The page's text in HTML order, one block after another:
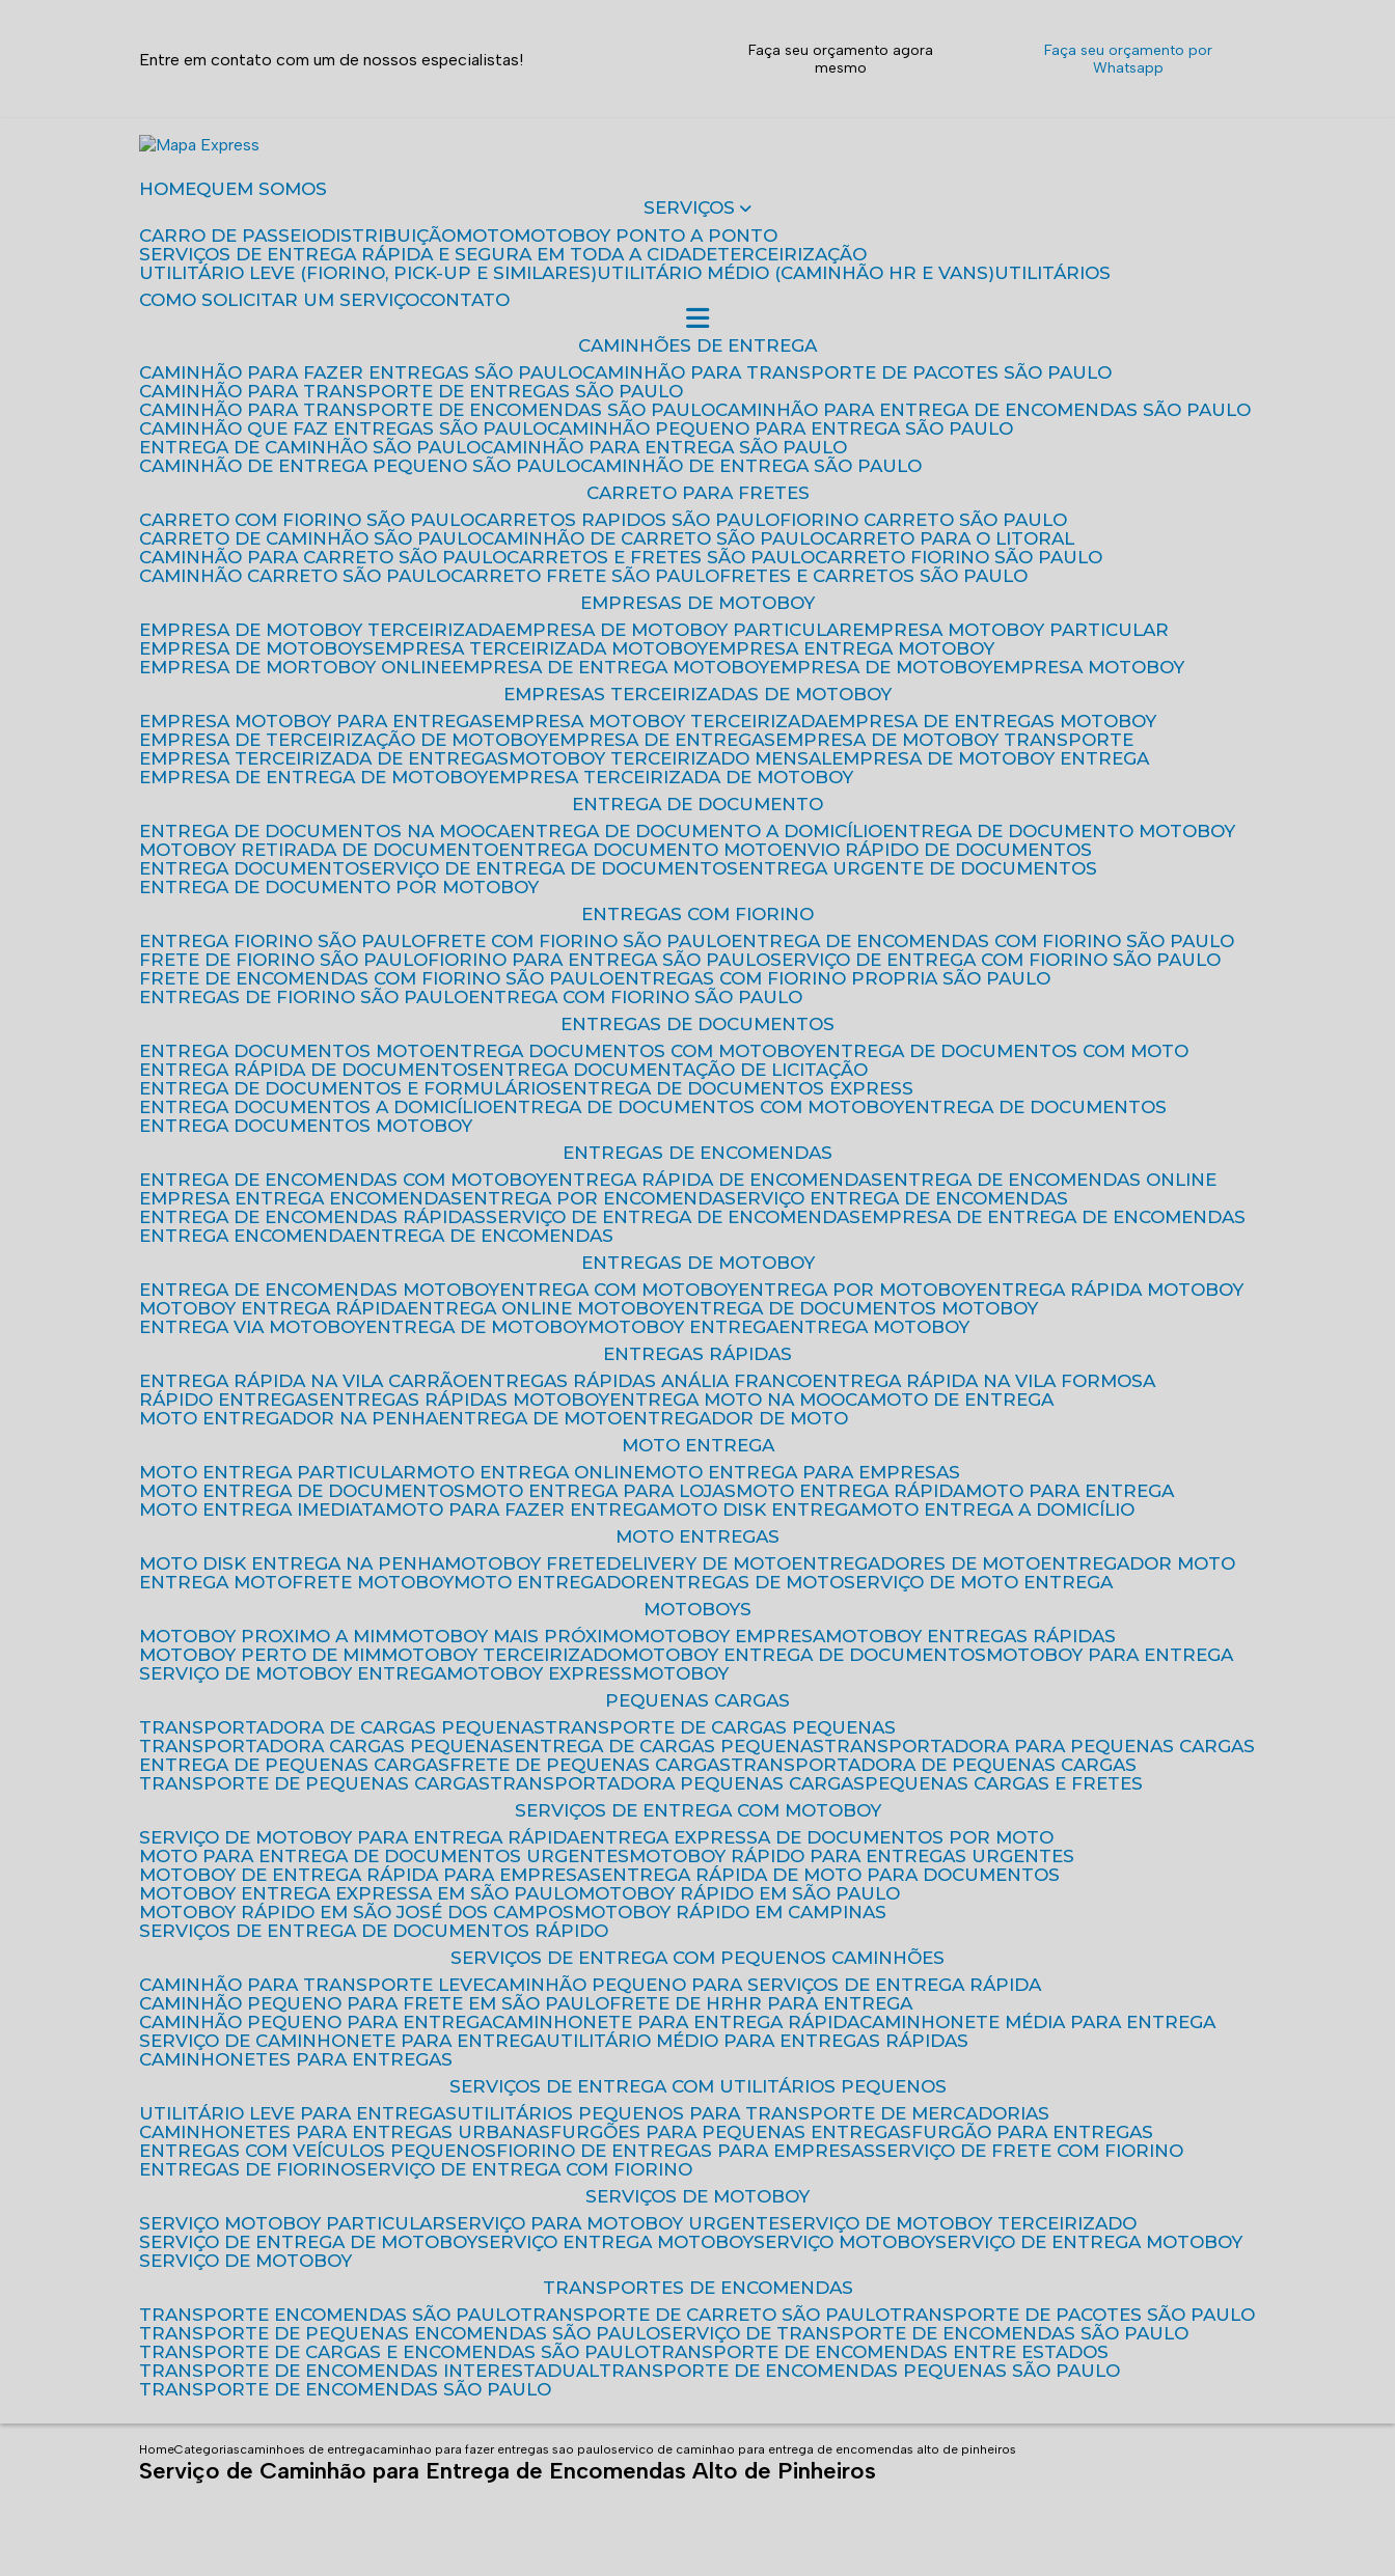
Entre em contato com um de nossos especialistas!
Faça seu orçamento agora
mesmo
Faça seu orçamento por
Whatsapp
HOME
QUEM SOMOS
SERVIÇOS
CARRO DE PASSEIO
DISTRIBUIÇÃO MOTO
MOTOBOY PONTO A PONTO
SERVIÇOS DE ENTREGA RÁPIDA E SEGURA EM TODA A CIDADE
TERCEIRIZAÇÃO
UTILITÁRIO LEVE (FIORINO, PICK-UP E SIMILARES)
UTILITÁRIO MÉDIO (CAMINHÃO HR E VANS)
UTILITÁRIOS
COMO SOLICITAR UM SERVIÇO CONTATO
CAMINHÕES DE ENTREGA
CAMINHÃO PARA FAZER ENTREGAS SÃO PAULO
CAMINHÃO PARA TRANSPORTE DE PACOTES SÃO PAULO
CAMINHÃO PARA TRANSPORTE DE ENTREGAS SÃO PAULO
CAMINHÃO PARA TRANSPORTE DE ENCOMENDAS SÃO PAULO
CAMINHÃO PARA ENTREGA DE ENCOMENDAS SÃO PAULO
CAMINHÃO QUE FAZ ENTREGAS SÃO PAULO
CAMINHÃO PEQUENO PARA ENTREGA SÃO PAULO
ENTREGA DE CAMINHÃO SÃO PAULO
CAMINHÃO PARA ENTREGA SÃO PAULO
CAMINHÃO DE ENTREGA PEQUENO SÃO PAULO
CAMINHÃO DE ENTREGA SÃO PAULO
CARRETO PARA FRETES
CARRETO COM FIORINO SÃO PAULO
CARRETOS RAPIDOS SÃO PAULO
FIORINO CARRETO SÃO PAULO
CARRETO DE CAMINHÃO SÃO PAULO
CAMINHÃO DE CARRETO SÃO PAULO
CARRETO PARA O LITORAL
CAMINHÃO PARA CARRETO SÃO PAULO
CARRETOS E FRETES SÃO PAULO
CARRETO FIORINO SÃO PAULO
CAMINHÃO CARRETO SÃO PAULO
CARRETO FRETE SÃO PAULO
FRETES E CARRETOS SÃO PAULO
EMPRESAS DE MOTOBOY
EMPRESA DE MOTOBOY TERCEIRIZADA
EMPRESA DE MOTOBOY PARTICULAR
EMPRESA MOTOBOY PARTICULAR
EMPRESA DE MOTOBOYS
EMPRESA TERCEIRIZADA MOTOBOY
EMPRESA ENTREGA MOTOBOY
EMPRESA DE MORTOBOY ONLINE
EMPRESA DE ENTREGA MOTOBOY EMPRESA DE MOTOBOY
EMPRESA MOTOBOY
EMPRESAS TERCEIRIZADAS DE MOTOBOY
EMPRESA MOTOBOY PARA ENTREGAS
EMPRESA MOTOBOY TERCEIRIZADA
EMPRESA DE ENTREGAS MOTOBOY
EMPRESA DE TERCEIRIZAÇÃO DE MOTOBOY
EMPRESA DE ENTREGAS
EMPRESA DE MOTOBOY TRANSPORTE
EMPRESA TERCEIRIZADA DE ENTREGAS
MOTOBOY TERCEIRIZADO MENSAL
EMPRESA DE MOTOBOY ENTREGA
EMPRESA DE ENTREGA DE MOTOBOY
EMPRESA TERCEIRIZADA DE MOTOBOY
ENTREGA DE DOCUMENTO
ENTREGA DE DOCUMENTOS NA MOOCA
ENTREGA DE DOCUMENTO A DOMICÍLIO
ENTREGA DE DOCUMENTO MOTOBOY
MOTOBOY RETIRADA DE DOCUMENTO
ENTREGA DOCUMENTO MOTO
ENVIO RÁPIDO DE DOCUMENTOS
ENTREGA DOCUMENTO
SERVIÇO DE ENTREGA DE DOCUMENTOS
ENTREGA URGENTE DE DOCUMENTOS
ENTREGA DE DOCUMENTO POR MOTOBOY
ENTREGAS COM FIORINO
ENTREGA FIORINO SÃO PAULO
FRETE COM FIORINO SÃO PAULO
ENTREGA DE ENCOMENDAS COM FIORINO SÃO PAULO
FRETE DE FIORINO SÃO PAULO
FIORINO PARA ENTREGA SÃO PAULO
SERVIÇO DE ENTREGA COM FIORINO SÃO PAULO
FRETE DE ENCOMENDAS COM FIORINO SÃO PAULO
ENTREGAS COM FIORINO PROPRIA SÃO PAULO
ENTREGAS DE FIORINO SÃO PAULO
ENTREGA COM FIORINO SÃO PAULO
ENTREGAS DE DOCUMENTOS
ENTREGA DOCUMENTOS MOTO
ENTREGA DOCUMENTOS COM MOTOBOY
ENTREGA DE DOCUMENTOS COM MOTO
ENTREGA RÁPIDA DE DOCUMENTOS
ENTREGA DOCUMENTAÇÃO DE LICITAÇÃO
ENTREGA DE DOCUMENTOS E FORMULÁRIOS
ENTREGA DE DOCUMENTOS EXPRESS
ENTREGA DOCUMENTOS A DOMICÍLIO
ENTREGA DE DOCUMENTOS COM MOTOBOY
ENTREGA DE DOCUMENTOS
ENTREGA DOCUMENTOS MOTOBOY
ENTREGAS DE ENCOMENDAS
ENTREGA DE ENCOMENDAS COM MOTOBOY
ENTREGA RÁPIDA DE ENCOMENDAS
ENTREGA DE ENCOMENDAS ONLINE
EMPRESA ENTREGA ENCOMENDAS
ENTREGA POR ENCOMENDA
SERVIÇO ENTREGA DE ENCOMENDAS
ENTREGA DE ENCOMENDAS RÁPIDAS
SERVIÇO DE ENTREGA DE ENCOMENDAS
EMPRESA DE ENTREGA DE ENCOMENDAS
ENTREGA ENCOMENDA
ENTREGA DE ENCOMENDAS
ENTREGAS DE MOTOBOY
ENTREGA DE ENCOMENDAS MOTOBOY
ENTREGA COM MOTOBOY ENTREGA POR MOTOBOY
ENTREGA RÁPIDA MOTOBOY
MOTOBOY ENTREGA RÁPIDA
ENTREGA ONLINE MOTOBOY
ENTREGA DE DOCUMENTOS MOTOBOY
ENTREGA VIA MOTOBOY
ENTREGA DE MOTOBOY MOTOBOY ENTREGA
ENTREGA MOTOBOY
ENTREGAS RÁPIDAS
ENTREGA RÁPIDA NA VILA CARRÃO
ENTREGAS RÁPIDAS ANÁLIA FRANCO
ENTREGA RÁPIDA NA VILA FORMOSA
RÁPIDO ENTREGAS
ENTREGAS RÁPIDAS MOTOBOY ENTREGA MOTO NA MOOCA
MOTO DE ENTREGA
MOTO ENTREGADOR NA PENHA
ENTREGA DE MOTO
ENTREGADOR DE MOTO
MOTO ENTREGA
MOTO ENTREGA PARTICULAR
MOTO ENTREGA ONLINE
MOTO ENTREGA PARA EMPRESAS
MOTO ENTREGA DE DOCUMENTOS
MOTO ENTREGA PARA LOJAS MOTO ENTREGA RÁPIDA
MOTO PARA ENTREGA
MOTO ENTREGA IMEDIATA
MOTO PARA FAZER ENTREGA MOTO DISK ENTREGA
MOTO ENTREGA A DOMICÍLIO
MOTO ENTREGAS
MOTO DISK ENTREGA NA PENHA
MOTOBOY FRETE DELIVERY DE MOTO ENTREGADORES DE MOTO
ENTREGADOR MOTO
ENTREGA MOTO
FRETE MOTOBOY MOTO ENTREGADOR ENTREGAS DE MOTO
SERVIÇO DE MOTO ENTREGA
MOTOBOYS
MOTOBOY PROXIMO A MIM
MOTOBOY MAIS PRÓXIMO MOTOBOY EMPRESA
MOTOBOY ENTREGAS RÁPIDAS
MOTOBOY PERTO DE MIM
MOTOBOY TERCEIRIZADO MOTOBOY ENTREGA DE DOCUMENTOS
MOTOBOY PARA ENTREGA
SERVIÇO DE MOTOBOY ENTREGA
MOTOBOY EXPRESS
MOTOBOY
PEQUENAS CARGAS
TRANSPORTADORA DE CARGAS PEQUENAS
TRANSPORTE DE CARGAS PEQUENAS
TRANSPORTADORA CARGAS PEQUENAS
ENTREGA DE CARGAS PEQUENAS
TRANSPORTADORA PARA PEQUENAS CARGAS
ENTREGA DE PEQUENAS CARGAS
FRETE DE PEQUENAS CARGAS
TRANSPORTADORA DE PEQUENAS CARGAS
TRANSPORTE DE PEQUENAS CARGAS
TRANSPORTADORA PEQUENAS CARGAS
PEQUENAS CARGAS E FRETES
SERVIÇOS DE ENTREGA COM MOTOBOY
SERVIÇO DE MOTOBOY PARA ENTREGA RÁPIDA
ENTREGA EXPRESSA DE DOCUMENTOS POR MOTO
MOTO PARA ENTREGA DE DOCUMENTOS URGENTES
MOTOBOY RÁPIDO PARA ENTREGAS URGENTES
MOTOBOY DE ENTREGA RÁPIDA PARA EMPRESAS
ENTREGA RÁPIDA DE MOTO PARA DOCUMENTOS
MOTOBOY ENTREGA EXPRESSA EM SÃO PAULO
MOTOBOY RÁPIDO EM SÃO PAULO
MOTOBOY RÁPIDO EM SÃO JOSÉ DOS CAMPOS
MOTOBOY RÁPIDO EM CAMPINAS
SERVIÇOS DE ENTREGA DE DOCUMENTOS RÁPIDO
SERVIÇOS DE ENTREGA COM PEQUENOS CAMINHÕES
CAMINHÃO PARA TRANSPORTE LEVE
CAMINHÃO PEQUENO PARA SERVIÇOS DE ENTREGA RÁPIDA
CAMINHÃO PEQUENO PARA FRETE EM SÃO PAULO
FRETE DE HR
HR PARA ENTREGA
CAMINHÃO PEQUENO PARA ENTREGA CAMINHONETE PARA ENTREGA RÁPIDA CAMINHONETE MÉDIA PARA ENTREGA
SERVIÇO DE CAMINHONETE PARA ENTREGA
UTILITÁRIO MÉDIO PARA ENTREGAS RÁPIDAS
CAMINHONETES PARA ENTREGAS
SERVIÇOS DE ENTREGA COM UTILITÁRIOS PEQUENOS
UTILITÁRIO LEVE PARA ENTREGAS
UTILITÁRIOS PEQUENOS PARA TRANSPORTE DE MERCADORIAS
CAMINHONETES PARA ENTREGAS URBANAS
FURGÕES PARA PEQUENAS ENTREGAS
FURGÃO PARA ENTREGAS
ENTREGAS COM VEÍCULOS PEQUENOS
FIORINO DE ENTREGAS PARA EMPRESAS
SERVIÇO DE FRETE COM FIORINO
ENTREGAS DE FIORINO
SERVIÇO DE ENTREGA COM FIORINO
SERVIÇOS DE MOTOBOY
SERVIÇO MOTOBOY PARTICULAR
SERVIÇO PARA MOTOBOY URGENTE
SERVIÇO DE MOTOBOY TERCEIRIZADO
SERVIÇO DE ENTREGA DE MOTOBOY
SERVIÇO ENTREGA MOTOBOY SERVIÇO MOTOBOY
SERVIÇO DE ENTREGA MOTOBOY
SERVIÇO DE MOTOBOY
TRANSPORTES DE ENCOMENDAS
TRANSPORTE ENCOMENDAS SÃO PAULO
TRANSPORTE DE CARRETO SÃO PAULO
TRANSPORTE DE PACOTES SÃO PAULO
TRANSPORTE DE PEQUENAS ENCOMENDAS SÃO PAULO
SERVIÇO DE TRANSPORTE DE ENCOMENDAS SÃO PAULO
TRANSPORTE DE CARGAS E ENCOMENDAS SÃO PAULO
TRANSPORTE DE ENCOMENDAS ENTRE ESTADOS
TRANSPORTE DE ENCOMENDAS INTERESTADUAL
TRANSPORTE DE ENCOMENDAS PEQUENAS SÃO PAULO
TRANSPORTE DE ENCOMENDAS SÃO PAULO
HomeCategoriascaminhoes de entregacaminhao para fazer entregas sao pauloservico de caminhao para entrega de encomendas alto de pinheiros
Serviço de Caminhão para Entrega de Encomendas Alto de Pinheiros